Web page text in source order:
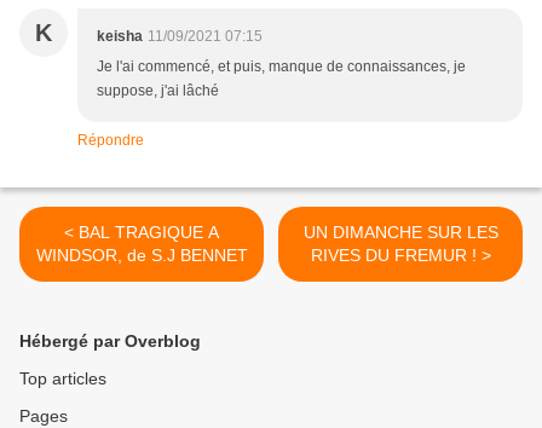
K keisha 11/09/2021 07:15
Je l'ai commencé, et puis, manque de connaissances, je
suppose, j'ai lâché
Répondre
< BAL TRAGIQUE A
WINDSOR, de S.J BENNET
UN DIMANCHE SUR LES
RIVES DU FREMUR ! >
Hébergé par Overblog
Top articles
Pages